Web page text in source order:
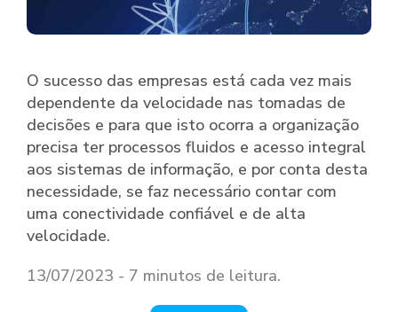
O sucesso das empresas está cada vez mais
dependente da velocidade nas tomadas de
decisões e para que isto ocorra a organização
precisa ter processos fluidos e acesso integral
aos sistemas de informação, e por conta desta
necessidade, se faz necessário contar com
uma conectividade confiável e de alta
velocidade.
13/07/2023 - 7 minutos de leitura.